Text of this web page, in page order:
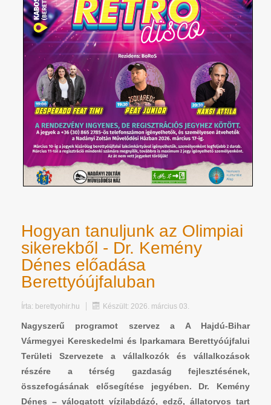
Hogyan tanuljunk az Olimpiai
sikerekből - Dr. Kemény
Dénes előadása
Berettyóújfaluban
Írta: berettyohir.hu Készült: 2026. március 03.
Nagyszerű programot szervez a A Hajdú-Bihar
Vármegyei Kereskedelmi és Iparkamara Berettyóújfalui
Területi Szervezete a vállalkozók és vállalkozások
részére a térség gazdaság fejlesztésének,
összefogásának elősegítése jegyében. Dr. Kemény
Dénes – válogatott vízilabdázó, edző, állatorvos tart